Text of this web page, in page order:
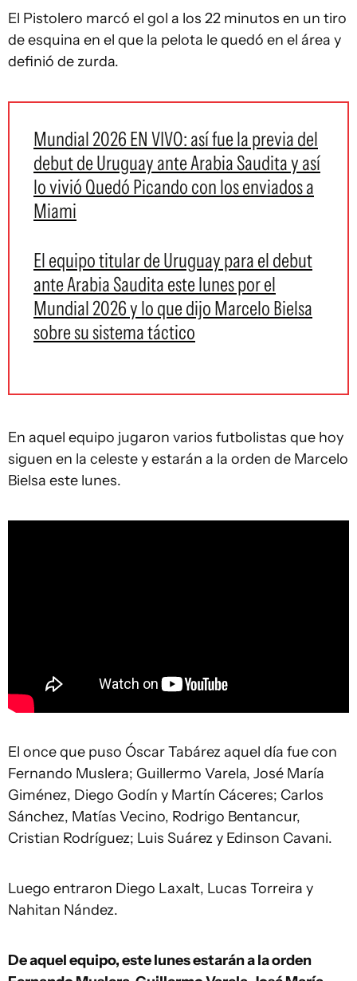
El Pistolero marcó el gol a los 22 minutos en un tiro
de esquina en el que la pelota le quedó en el área y
definió de zurda.
Mundial 2026 EN VIVO: así fue la previa del
debut de Uruguay ante Arabia Saudita y así
lo vivió Quedó Picando con los enviados a
Miami
El equipo titular de Uruguay para el debut
ante Arabia Saudita este lunes por el
Mundial 2026 y lo que dijo Marcelo Bielsa
sobre su sistema táctico
En aquel equipo jugaron varios futbolistas que hoy
siguen en la celeste y estarán a la orden de Marcelo
Bielsa este lunes.
El once que puso Óscar Tabárez aquel día fue con
Fernando Muslera; Guillermo Varela, José María
Giménez, Diego Godín y Martín Cáceres; Carlos
Sánchez, Matías Vecino, Rodrigo Bentancur,
Cristian Rodríguez; Luis Suárez y Edinson Cavani.
Luego entraron Diego Laxalt, Lucas Torreira y
Nahitan Nández.
De aquel equipo, este lunes estarán a la orden